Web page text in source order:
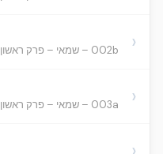
002b – שמאי – פרק ראשון – נדה, דף ב ע”ב ›
003a – שמאי – פרק ראשון – נדה, דף ג ע”א ›